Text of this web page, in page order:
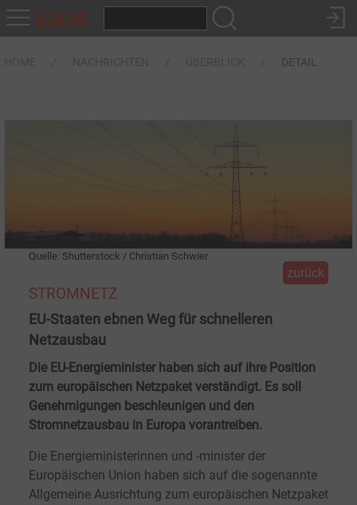
DETAIL
Quelle: Shutterstock / Christian Schwier
zurück
STROMNETZ
EU-Staaten ebnen Weg für schnelleren
Netzausbau
Die EU-Energieminister haben sich auf ihre Position
zum europäischen Netzpaket verständigt. Es soll
Genehmigungen beschleunigen und den
Stromnetzausbau in Europa vorantreiben.
Die Energieministerinnen und -minister der
Europäischen Union haben sich auf die sogenannte
Allgemeine Ausrichtung zum europäischen Netzpaket